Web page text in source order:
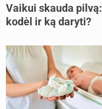
Vaikui skauda pilvą:
kodėl ir ką daryti?